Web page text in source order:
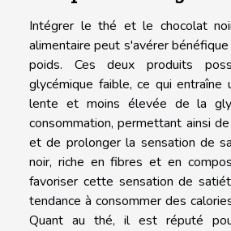
Intégrer le thé et le chocolat
alimentaire peut s'avérer
poids. Ces deux produits
glycémique faible, ce qui entraîne
lente et moins élevée de la
consommation, permettant ainsi
et de prolonger la sensation de
noir, riche en fibres et en
favoriser cette sensation de
tendance à consommer des
Quant au thé, il est réputé